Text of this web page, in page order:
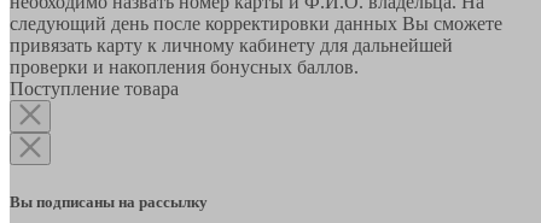
следующий день после корректировки данных Вы сможете
привязать карту к личному кабинету для дальнейшей
проверки и накопления бонусных баллов.
Поступление товара
Вы подписаны на рассылку